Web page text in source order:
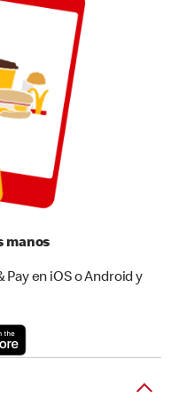
manos
en iOS o Android y